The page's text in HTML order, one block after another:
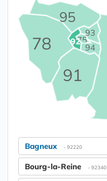
75
78
91
92
93
94
95
Bagneux - 92220
Bourg-la-Reine - 92340